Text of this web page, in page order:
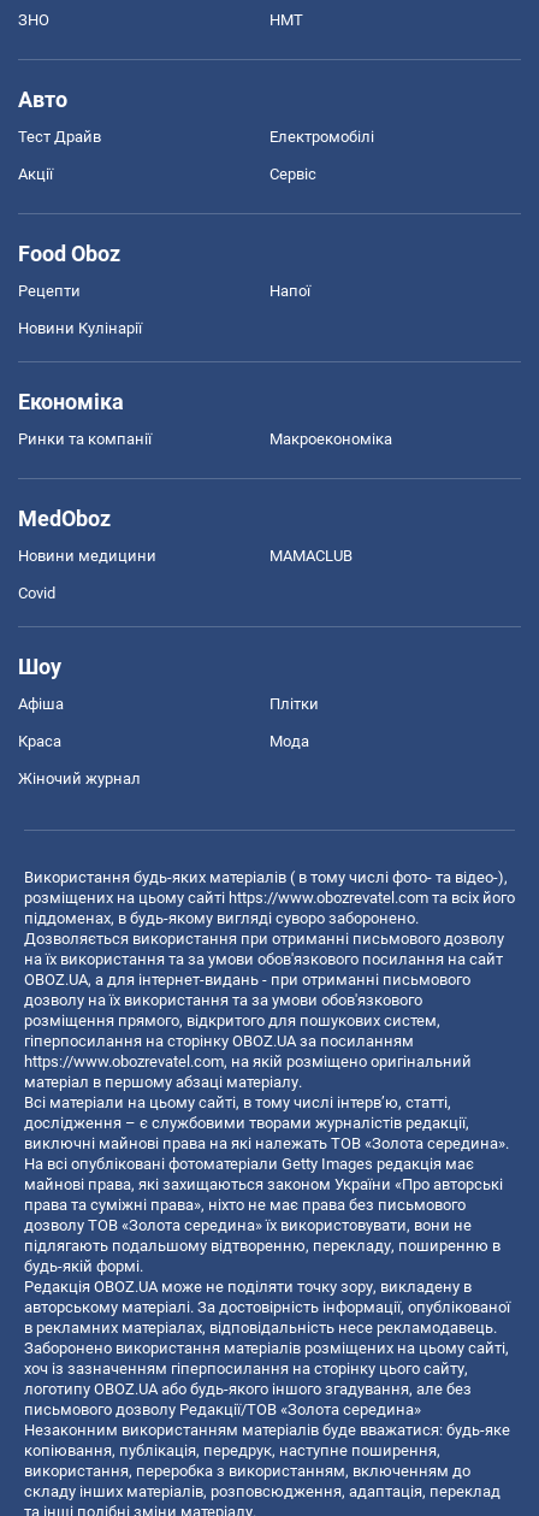
ЗНО НМТ
Авто
Тест Драйв Електромобілі
Акції Сервіс
Food Oboz
Рецепти Напої
Новини Кулінарії
Економіка
Ринки та компанії Макроекономіка
MedOboz
Новини медицини MAMACLUB
Covid
Шоу
Афіша Плітки
Краса Мода
Жіночий журнал
Використання будь-яких матеріалів ( в тому числі фото- та відео-),
розміщених на цьому сайті https://www.obozrevatel.com та всіх його
піддоменах, в будь-якому вигляді суворо заборонено.
Дозволяється використання при отриманні письмового дозволу
на їх використання та за умови обов'язкового посилання на сайт
OBOZ.UA, а для інтернет-видань - при отриманні письмового
дозволу на їх використання та за умови обов'язкового
розміщення прямого, відкритого для пошукових систем,
гіперпосилання на сторінку OBOZ.UA за посиланням
https://www.obozrevatel.com, на якій розміщено оригінальний
матеріал в першому абзаці матеріалу.
Всі матеріали на цьому сайті, в тому числі інтерв’ю, статті,
дослідження – є службовими творами журналістів редакції,
виключні майнові права на які належать ТОВ «Золота середина».
На всі опубліковані фотоматеріали Getty Images редакція має
майнові права, які захищаються законом України «Про авторські
права та суміжні права», ніхто не має права без письмового
дозволу ТОВ «Золота середина» їх використовувати, вони не
підлягають подальшому відтворенню, перекладу, поширенню в
будь-якій формі.
Редакція OBOZ.UA може не поділяти точку зору, викладену в
авторському матеріалі. За достовірність інформації, опублікованої
в рекламних матеріалах, відповідальність несе рекламодавець.
Заборонено використання матеріалів розміщених на цьому сайті,
хоч із зазначенням гіперпосилання на сторінку цього сайту,
логотипу OBOZ.UA або будь-якого іншого згадування, але без
письмового дозволу Редакції/ТОВ «Золота середина»
Незаконним використанням матеріалів буде вважатися: будь-яке
копiювання, публiкацiя, передрук, наступне поширення,
використання, переробка з використанням, включенням до
складу інших матеріалів, розповсюдження, адаптація, переклад
та інші подібні зміни матеріалу.